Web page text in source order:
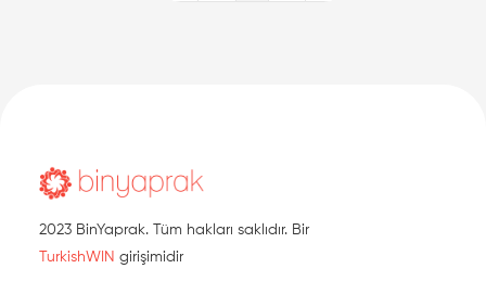
2023 BinYaprak. Tüm hakları saklıdır. Bir
TurkishWIN girişimidir